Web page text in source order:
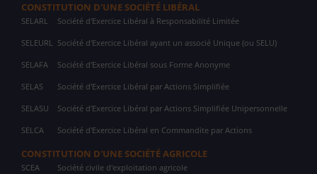
CONSTITUTION D'UNE SOCIÉTÉ LIBÉRAL
SELARL Société d'Exercice Libéral à Responsabilité Limitée
SELEURL Société d'Exercice Libéral ayant un associé Unique (ou SELU)
SELAFA Société d'Exercice Libéral sous Forme Anonyme
SELAS Société d'Exercice Libéral par Actions Simplifiée
SELASU Société d'Exercice Libéral par Actions Simplifiée Unipersonnelle
SELCA Société d'Exercice Libéral en Commandite par Actions
CONSTITUTION D'UNE SOCIÉTÉ AGRICOLE
SCEA Société civile d'exploitation agricole